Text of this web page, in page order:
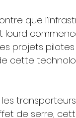
que
lourd
projets
cette
de serre,